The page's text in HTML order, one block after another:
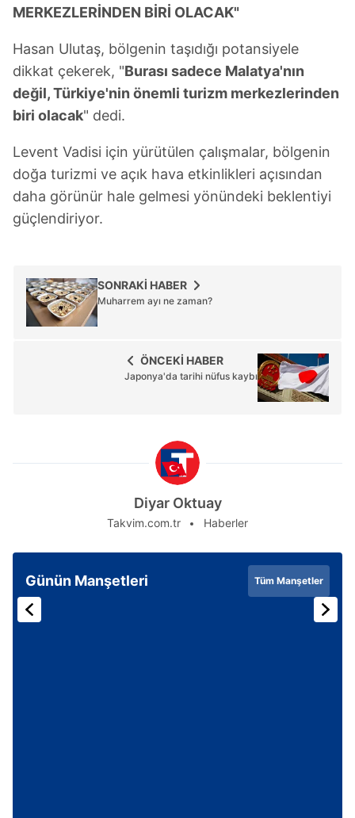
MERKEZLERİNDEN BİRİ OLACAK"
Hasan Ulutaş, bölgenin taşıdığı potansiyele
dikkat çekerek, "Burası sadece Malatya'nın
değil, Türkiye'nin önemli turizm merkezlerinden
biri olacak" dedi.
Levent Vadisi için yürütülen çalışmalar, bölgenin
doğa turizmi ve açık hava etkinlikleri açısından
daha görünür hale gelmesi yönündeki beklentiyi
güçlendiriyor.
SONRAKİ HABER
Muharrem ayı ne zaman?
ÖNCEKİ HABER
Japonya'da tarihi nüfus kaybı
Diyar Oktuay
Takvim.com.tr Haberler
Günün Manşetleri Tüm Manşetler